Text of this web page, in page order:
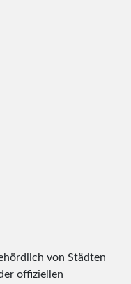
von Städten
offiziellen